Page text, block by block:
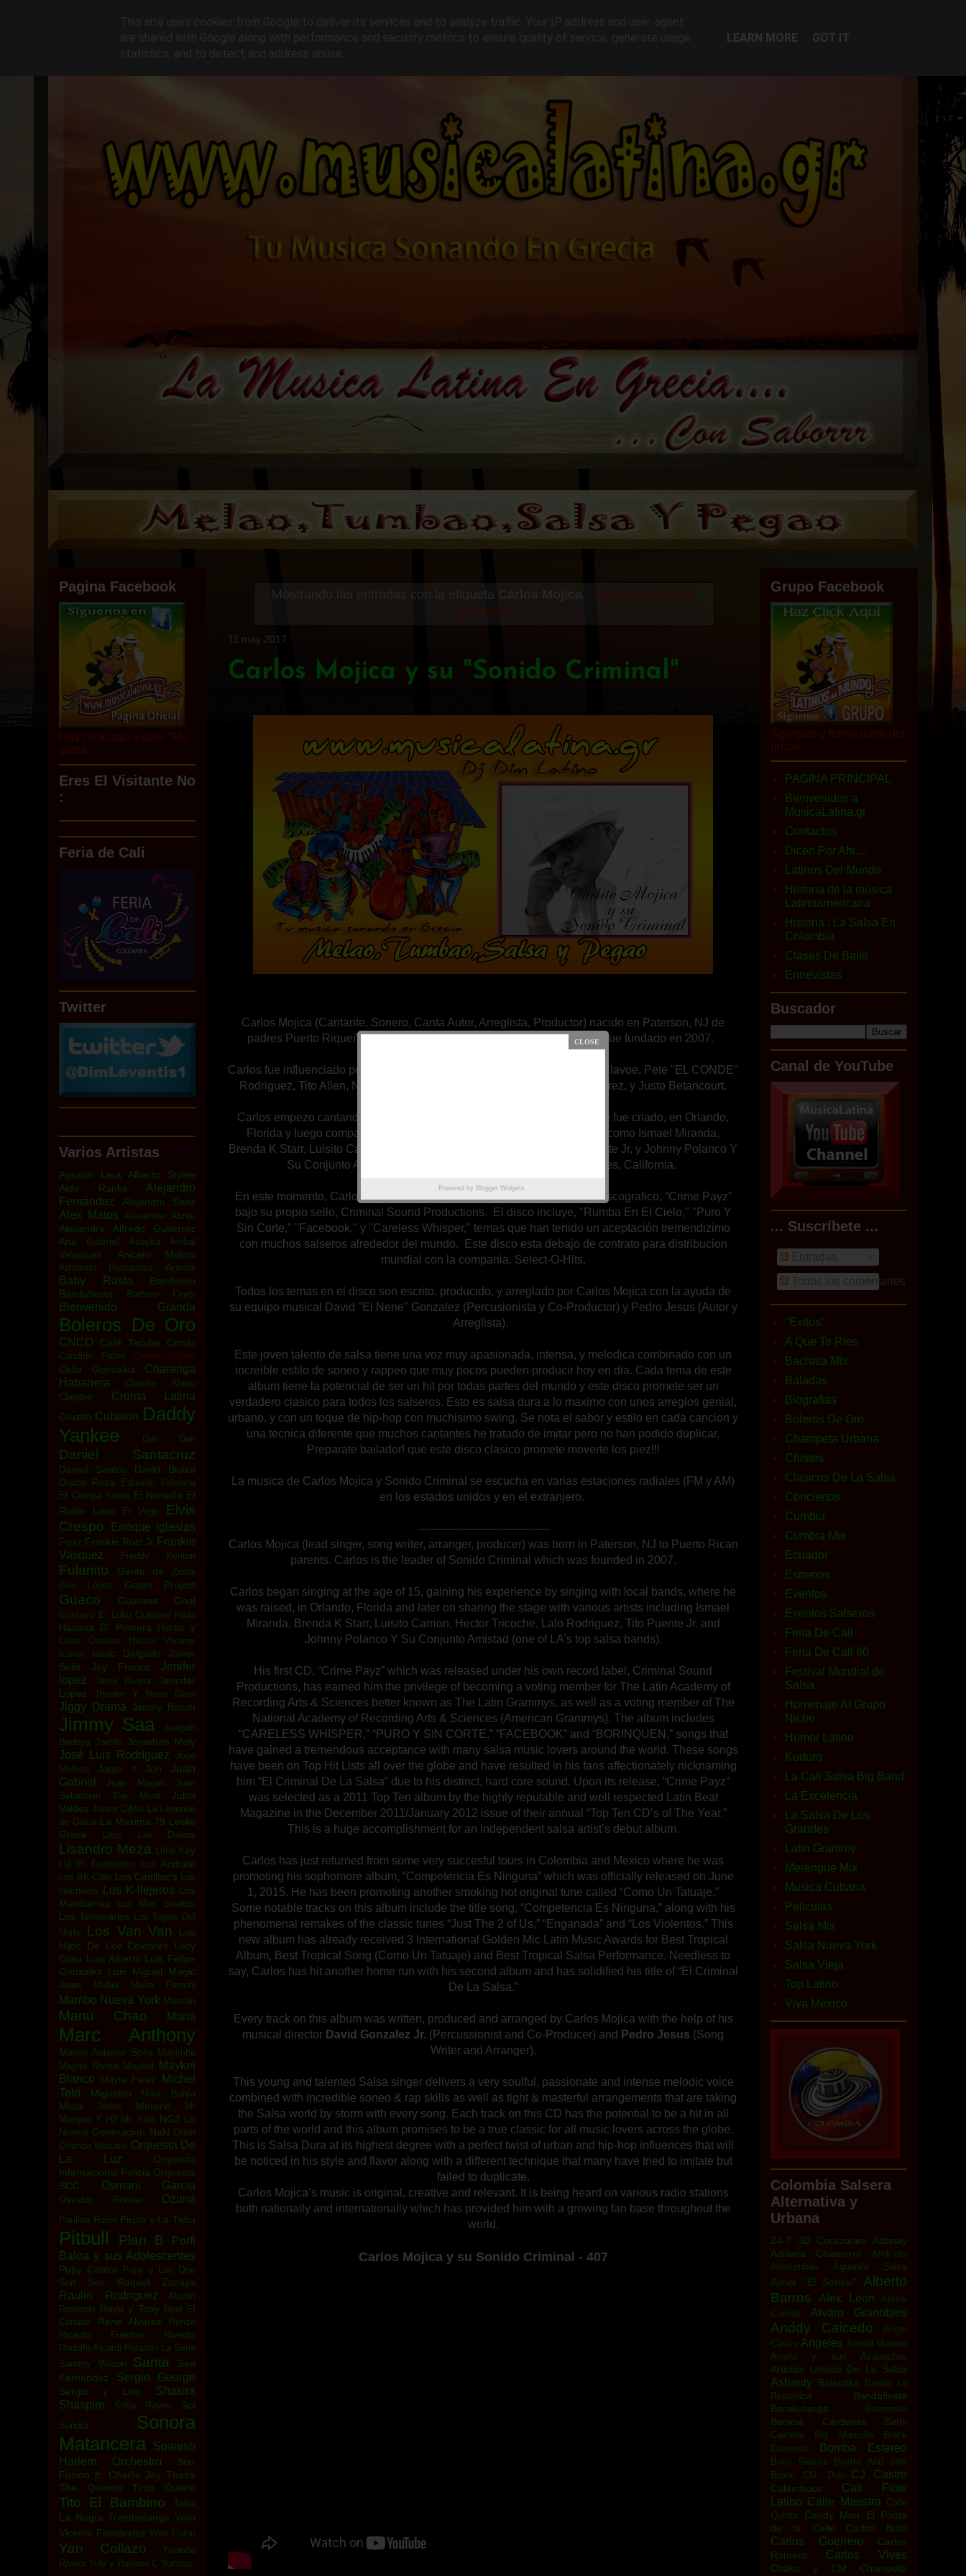
Mostrando las entradas con la etiqueta
Mostrar todas las
entradas
11 may 2017
Carlos Mojica y su "Sonido Criminal"
Carlos Mojica (Cantante, Sonero, Canta Autor, Arreglista, Productor) nacido en Paterson, NJ de
padres Puerto Riqueños. Carlos es el director de Sonido Criminal que fue fundado en 2007.
Carlos fue influenciado por catantes y soneros como Ismael Rivera, Hector lavoe, Pete "EL CONDE"
Rodriguez, Tito Allen, Nestor Sanchez, Ismael Quintana, Chamaco Ramirez, y Justo Betancourt.
Carlos empezo cantando a los 15 años con varias bandas locales, donde fue criado, en Orlando,
Florida y luego compartiendo la tarima con varias artistas establesidos como Ismael Miranda,
Brenda K Starr, Luisito Carrion, Hector Tricoche, Lalo Rodriquez, Tito Puente Jr, y Johnny Polanco Y
Su Conjunto Amistad una banda muy reconocida en Los Angeles, California.
En este momento, Carlos Mojica tiene disponible su primer produccion discografico, “Crime Payz”
bajo su propio sello, Criminal Sound Productions. El disco incluye, "Rumba En El Cielo," "Puro Y
Sin Corte," "Facebook," y "Careless Whisper," temas que han tenido un aceptación tremendizimo
con muchos salseros alrededor del mundo. Este disco esta debajo de contrato para distribucion
mundial con la compania, Select-O-Hits.
Todos los temas en el disco son escrito, producido, y arreglado por Carlos Mojica con la ayuda de
su equipo musical David "El Nene" Gonzalez (Percusionista y Co-Productor) y Pedro Jesus (Autor y
Arreglista).
Este joven talento de salsa tiene una voz muy apasionada, intensa, y melodica combinado con un
increible estilo de soneo y rappeo que muy pocos pueden producir hoy en dia. Cada tema de este
album tiene la potencial de ser un hit por todas partes del mundo y este disco promete ser un
verdadero clasico para todos los salseros. Esto es salsa dura a lo maximo con unos arreglos genial,
urbano, y con un toque de hip-hop con muchisimo swing. Se nota el sabor y estilo en cada cancion y
una tecnica diferente que muchos cantantes he tratado de imitar pero no han podido duplicar.
Preparate bailador! que este disco clasico promete moverte los piez!!!
La musica de Carlos Mojica y Sonido Criminal se escucha en varias estaciones radiales (FM y AM)
en los estados unidos y en el extranjero.
-------------------------------------
Carlos Mojica (lead singer, song writer, arranger, producer) was born in Paterson, NJ to Puerto Rican
parents. Carlos is the leader of Sonido Criminal which was founded in 2007.
Carlos began singing at the age of 15, gaining his experience by singing with local bands, where he
was raised, in Orlando, Florida and later on sharing the stage with various artists including Ismael
Miranda, Brenda K Starr, Luisito Carrion, Hector Tricoche, Lalo Rodriguez, Tito Puente Jr. and
Johnny Polanco Y Su Conjunto Amistad (one of LA's top salsa bands).
His first CD, “Crime Payz” which was released under his own record label, Criminal Sound
Productions, has earned him the privilege of becoming a voting member for The Latin Academy of
Recording Arts & Sciences better known as The Latin Grammys, as well as a voting member of The
National Academy of Recording Arts & Sciences (American Grammys). The album includes
“CARELESS WHISPER,” “PURO Y SIN CORTE,” “FACEBOOK” and “BORINQUEN,” songs that
have gained a tremendous acceptance with many salsa music lovers around the world. These songs
have been on Top Hit Lists all over the globe and have resulted in his fans affectionately nicknaming
him “El Criminal De La Salsa” due to his distinct, hard core sound. Upon its release, “Crime Payz”
was selected as a 2011 Top Ten album by the highly reputable and well respected Latin Beat
Magazine in the December 2011/January 2012 issue of their annual “Top Ten CD’s of The Year.”
This is a huge accomplishment for an independent salsa artist’s debut album.
Carlos has just returned from some very succesful tours in Colombia and Mexico where he was
promoting his sophomore album, “Competencia Es Ninguna” which was officially released on June
1, 2015. He has been promoting another smoking hot original tune called “Como Un Tatuaje.”
Some notable tracks on this album include the title song, “Competencia Es Ninguna,” along with his
phenomenal remakes of the classic tunes “Just The 2 of Us,” “Enganada” and “Los Violentos.” This
new album has already received 3 International Golden Mic Latin Music Awards for Best Tropical
Album, Best Tropical Song (Como Un Tatuaje) and Best Tropical Salsa Performance. Needless to
say, Carlos has hit another home run with his second album and has solidified his title of “El Criminal
De La Salsa.”
Every track on this album was written, produced and arranged by Carlos Mojica with the help of his
musical director David Gonzalez Jr. (Percussionist and Co-Producer) and Pedro Jesus (Song
Writer and Arranger).
This young and talented Salsa singer delivers a very soulful, passionate and intense melodic voice
combined with incredible soneo & rap skills as well as tight & masterful arrangements that are taking
the Salsa world by storm with every song. Each track on this CD has the potential to be a hit in all
parts of the world and this album promises to be a true classic for all music lovers across the globe.
This is Salsa Dura at its highest degree with a perfect twist of urban and hip-hop influences that will
be noticed in his style and flavor along with a different technique that many have tried to imitate but
failed to duplicate.
Carlos Mojica’s music is original, creative and relevant. It is being heard on various radio stations
both nationally and internationally which has provided him with a growing fan base throughout the
world.
Carlos Mojica y su Sonido Criminal - 407
Pagina Facebook
Haz click aqui y dale "Me
gusta"
Eres El Visitante No
:
Powered by Blogger Widgets
Feria de Cali
Twitter
Varios Artistas
Agustín Lara
Alberto Stylee
Aldo Ranks
Alejandro
Fernández
Alejandro Sanz
Alex Matos Alexander Abreu
Alexandra
Alfredo Gutierrez
Ana Gabriel
Anayka
Anibal
Velasquez
Aniceto Molina
Armando Hernandez Aroma
Baby Rasta
Bamboleo
Bandafiesta
Barbaro Fines
Bienvenido Granda
Boleros De Oro
CNCO Café Tacvba
Camila
Candido Fabre
Carlos Mojica
Celio Gonsalez
Charanga
Habanera
Cheche Abreu
Claydee
Croma Latina
Cruzito Cubaton Daddy
Yankee
Dan Den
Daniel Santacruz
Daniel Santos
David Bisbal
Draco Rosa
Eduardo Villalona
El Compa Sacra El Norteño El
Rubio Loco
El Vega
Elvis
Crespo
Enrique Iglesias
Fenix Frankie Ruiz Jr Frankie
Vasquez
Freddy Kenton
Fulanito Gente de Zona
Giro Lopez Gotan Project
Guaco Guarana Goal
Gustavo El Loko Quintero Haila
Havana D' Primera
Hector y
Cuso Cuevas
Héctor Viveros
Icarus
Issac Delgado
Javier
Solis
Jay Franco
Jenifer
lopez
Jenni Rivera
Jennifer
Lopez
Jhonier Y Nova Glow
Jiggy Drama Jimmy Bosch
Jimmy Saa
Joaquin
Bedoya Joelito Jonathan Moly
José Luis Rodríguez
José
Malhoa
Jotas Y Jun
Juan
Gabriel
Juan Magan
Juan
Sebastian The Most
Julito
Valdez Junior DjMix La Légende
de Dakar La Maxima 79 Leslie
Grace
Leus Lila Downs
Lisandro Meza Little Key
Llil El Fantástico
Los Andrade
Los BK-Clan Los Cadillac's Los
Hacheros
Los K-llejeros Los
Mandamas
Los Mas Sueltos
Los Temerarios Los Tigres Del
Norte
Los Van Van
Los
Hijos De Los Celebres
Lucy
Grau Luis Alberto Luis Felipe
Gonzalez
Luis Miguel
Magic
Juan
Mahel Maite Perroni
Mambo Nueva York Manolin
Manu Chao Maná
Marc Anthony
Marco Antonio Solís Mayimbe
Mayito Rivera Maykel
Maykel
Blanco
Mayte Perez
Michel
Teló
Miguelito Mike Bahía
Mista Jams Moreno
Mr
Manyao Y H2 Mr. Saik NG2 La
Nueva Generacion Naki Orion
Orlando Watussi Orquesta De
La Luz
Orquesta
Internacional Policia Orquesta
SCC
Osmani Garcia
Osvaldo Roman Ozuna
Paulina Rubio Pirulo y La Tribu
Pitbull Plan B
Porfi
Baloa y sus Adolescentes
Pupy Cantor Pupy y Los Que
Son Son
Raquel Zozaya
Raulin Rodriguez
Raulin
Rosendo Rayo y Toby Real El
Canario
Rene Alvarez
Renzo
Ricardo Fuentes
Riverita
Rodolfo Aicardi Rolando La Serie
Sammy Wilson
Santa
Seo
Fernandez
Sergio George
Sergio y Lion
Shakira
Shaspire
Sofia Reyes Sol
Sondra
Sonora
Matancera
Spanish
Harlem Orchestrα
Star
Fusion ft. Charlie Jey Thaira
The Queens
Tirso Duarte
Tito El Bambino
Toña
La Negra Tromboranga Vena
Vicente Fernández Wito Colon
Yan Collazo
Yolanda
Rivera Yuly y Havana C Yuridia
Grupo Facebook
Agregate y forma parte del
grupo
PAGINA PRINCIPAL
Bienvenidos a
MusicaLatina.gr
Contactos
Dicen Por Ahi....
Latinos Del Mundo
Historia de la música
Latinoamericana
Historia : La Salsa En
Colombia
Clases De Baile
Entrevistas
Buscador
Canal de YouTube
... Suscríbete ...
Todos los comentarios
"Exitos"
A Que Te Ries
Bachata Mix
Baladas
Biografias
Boleros De Oro
Champeta Urbana
Chistes
Clasicos De La Salsa
Conciertos
Cumbia
Cumbia Mix
Ecuador
Estrenos
Eventos
Eventos Salseros
Feria De Cali
Feria De Cali 60
Festival Mundial de
Salsa
Homenaje Al Grupo
Niche
Humor Latino
Kuduro
La Cali Salsa Big Band
La Excelencia
La Salsa De Los
Grandes
Latin Grammy
Merengue Mix
Musica Cubana
Peliculas
Salsa Mix
Salsa Nueva York
Salsa Vieja
Top Latino
Viva Mexico
Colombia Salsera
Alternativa y
Urbana
24-7 3D Corazones
Adonay
Adriana Chamorro
Afrik´ntu
Afrotumbao
Aguanile Salsa
Aimer "El Sensei"
Alberto
Barros
Alex Leon
Alexis
Cuesta
Alvaro Granobles
Anddy Caicedo
Angel
Castro Angeles Arnold Moreno
Arnold y sus Azabaches
Artistas Unidos De La Salsa
Ashanty Balantika
Banda La
Republica
Bandafiesta
Barakutanga
Baterimba
Benicia Cárdenas
Betto
Caicedo
Big Mancilla
Black
Diamond
Bomba Estereo
Boris García Boxter And Jedi
Buxxi CG- Duo CJ Castro
Calambuco
Cali Flow
Latino Calle Maestra Calle
Quinta
Candy Man El Poeta
de la Calle
Carlos Brito
Carlos Guerrero
Carlos
Romero
Carlos Vives
Chaka y CM
Champeta
LEARN MORE GOT IT